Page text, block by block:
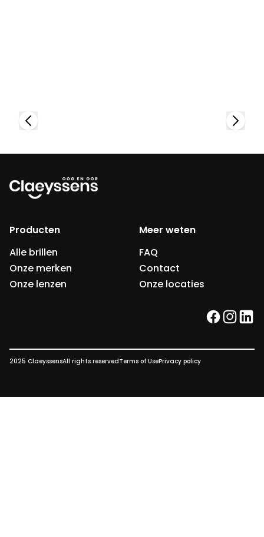
Producten
Alle brillen
Onze merken
Onze lenzen
Meer weten
FAQ
Contact
Onze locaties
facebook
2025 ClaeyssensAll rights reservedTerms of UsePrivacy policy